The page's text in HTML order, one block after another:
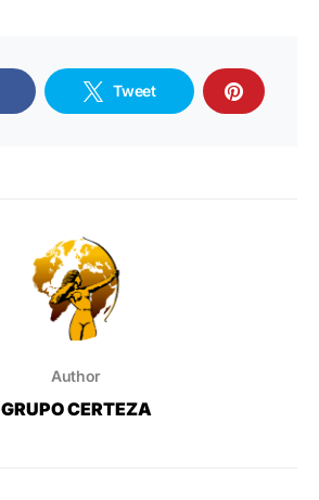
Tweet
Author
GRUPO CERTEZA